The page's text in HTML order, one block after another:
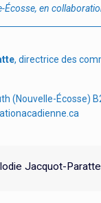
Écosse, en
, directrice des
(Nouvelle-Écosse)
Jacquot-Paratte